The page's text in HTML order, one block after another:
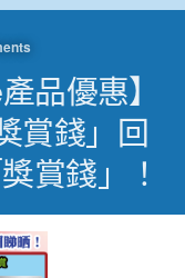
品優惠】
賞錢」回
賞錢」！